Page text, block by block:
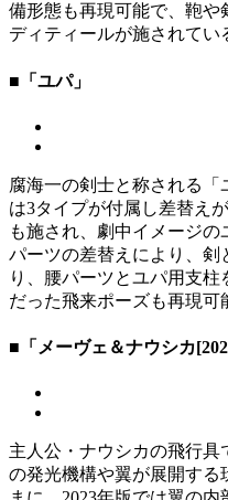
備形態も再現可能で、鞄や
ディティールが施されてい
■「ユパ」
腐海一の剣士と称される
は3タイプが付属し差替え
も施され、劇中イメージ
パーツの差替えにより、剣
り、腰パーツとユパ用支
だった飛来ポーズも再現可
■「メーヴェ＆ナウシカ
主人公・ナウシカの飛行具
の発光機構や翼が展開する